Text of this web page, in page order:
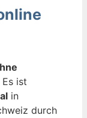
ist
in
durch